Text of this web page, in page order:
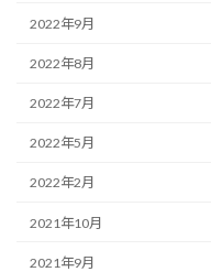
2022年9月
2022年8月
2022年7月
2022年5月
2022年2月
2021年10月
2021年9月